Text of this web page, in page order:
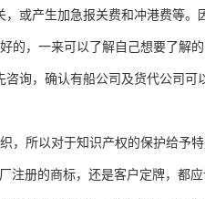
或产生加急报关费和冲港费等。
的，一来可以了解自己想要了解
询，确认有船公司及货代公司
，所以对于知识产权的保护给予
注册的商标，还是客户定牌，都